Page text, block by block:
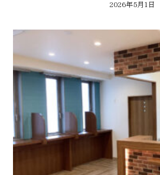
2026年5月1日